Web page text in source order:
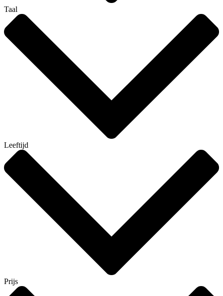
Taal
Leeftijd
Prijs